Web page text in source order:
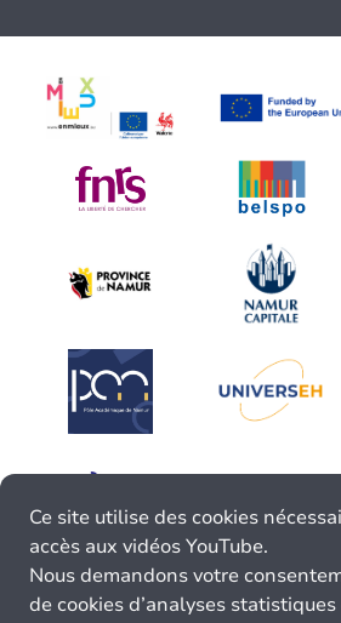
Ce site utilise des cookies
accès aux vidéos YouTube.
Nous demandons votre
de cookies d’analyses